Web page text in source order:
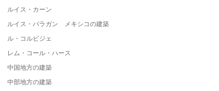
ルイス・カーン
ルイス・バラガン メキシコの建築
ル・コルビジェ
レム・コール・ハース
中国地方の建築
中部地方の建築